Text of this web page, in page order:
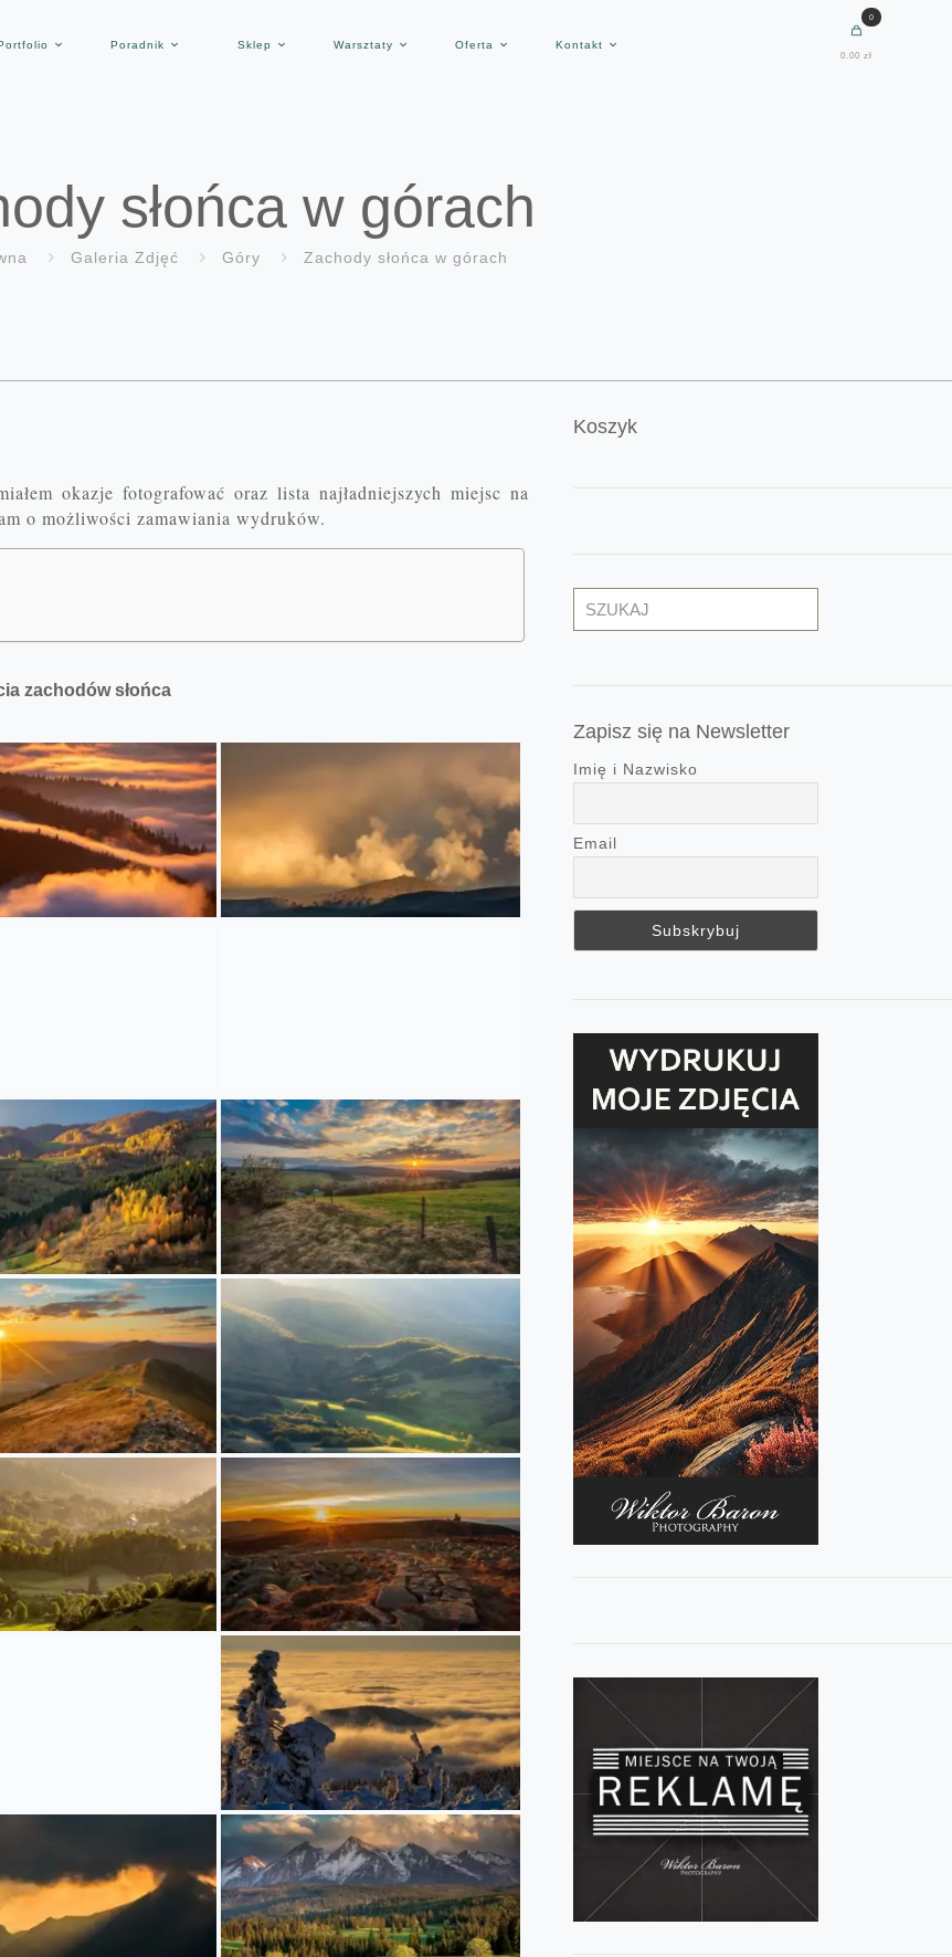
Poradnik Sklep Warsztaty Oferta Kontakt
0
0.00 zł
słońca w górach
Galeria Zdjęć Góry Zachody słońca w górach
okazje fotografować oraz lista najładniejszych miejsc na
o możliwości zamawiania wydruków.
zachodów słońca
Koszyk
Szukaj
Zapisz się na Newsletter
Imię i Nazwisko
Email